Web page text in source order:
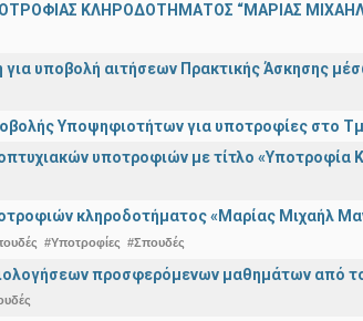
ΚΛΗΡΟΔΟΤΗΜΑΤΟΣ “ΜΑΡΙΑΣ ΜΙΧΑΗΛ
για υποβολή αιτήσεων Πρακτικής Άσκησης
Υποψηφιοτήτων για υποτροφίες στο
υποτροφιών με τίτλο «Υποτροφία
κληροδοτήματος «Μαρίας Μιχαήλ
#Υποτροφίες #Σπουδές
προσφερόμενων μαθημάτων από